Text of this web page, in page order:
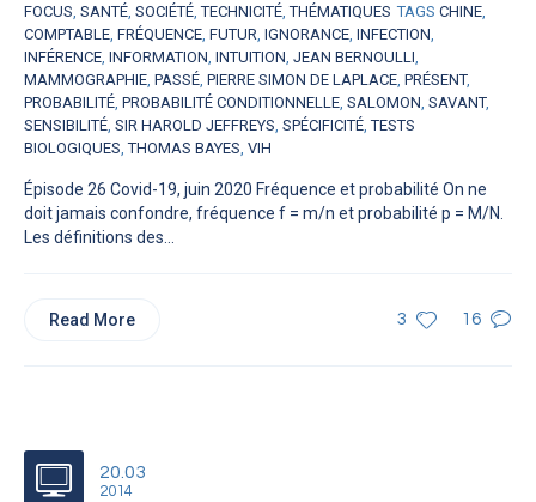
FOCUS, SANTÉ, SOCIÉTÉ,TECHNICITÉ,THÉMATIQUES TAGS CHINE,
COMPTABLE, FRÉQUENCE, FUTUR, IGNORANCE, INFECTION,
INFÉRENCE, INFORMATION, INTUITION, JEAN BERNOULLI,
MAMMOGRAPHIE, PASSÉ, PIERRE SIMON DE LAPLACE, PRÉSENT,
PROBABILITÉ, PROBABILITÉ CONDITIONNELLE, SALOMON, SAVANT,
SENSIBILITÉ, SIR HAROLD JEFFREYS, SPÉCIFICITÉ,TESTS
BIOLOGIQUES,THOMAS BAYES, VIH
Épisode 26 Covid-19, juin 2020 Fréquence et probabilité On ne
doit jamais confondre, fréquence f = m/n et probabilité p = M/N.
Les définitions des...
3 16
Read More
20.03
2014